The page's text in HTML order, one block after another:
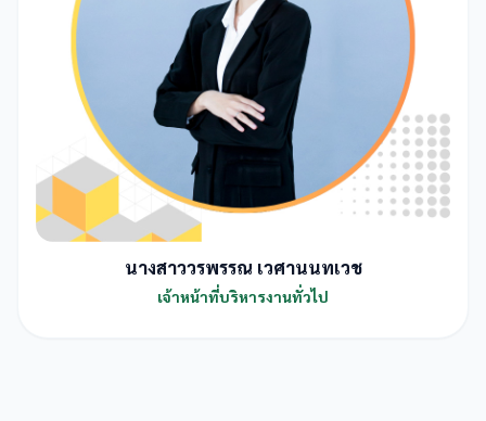
นางสาววรพรรณ เวศานนทเวช
เจ้าหน้าที่บริหารงานทั่วไป